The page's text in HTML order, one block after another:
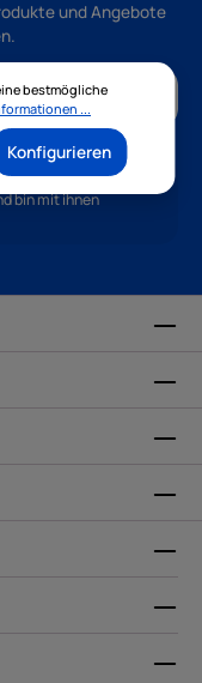
und Angebote
zur Kenntnis
bin mit ihnen
bestmögliche
...
Konfigurieren